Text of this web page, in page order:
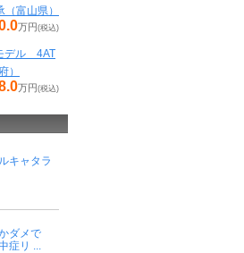
富山県）
万円(税込)
デル 4AT
）
万円(税込)
キャタラ
ダメで
症リ ...